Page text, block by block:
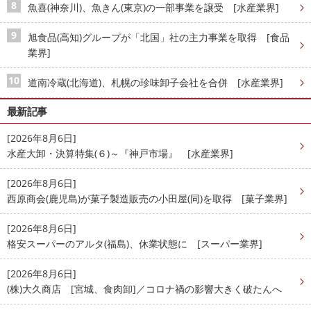
魚喜(神奈川)、魚きん(東京)の一部事業を譲受 [水産業界]
旭食品(高知)グループが「北国」社の主力事業を取得 [食品
業界]
道南冷蔵(北海道)、札幌の珍味卸子会社を合併 [水産業界]
最新記事
[2026年8月6日]
水産大卸・決算特集(６)～『神戸市場』 [水産業界]
[2026年8月6日]
西原商会(鹿児島)が菓子製造販売の小田屋(同)を取得 [菓子業界]
[2026年8月6日]
格安スーパーのアルタ(福島)、休業状態に [スーパー業界]
[2026年8月6日]
(株)大久商店 [宮城、食肉卸]／コロナ禍の影響大きく破たんへ